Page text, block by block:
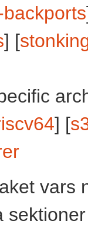
] [
] [
vars